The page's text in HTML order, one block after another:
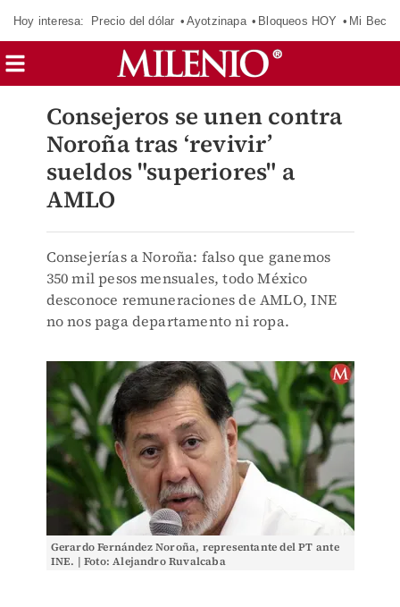
Hoy interesa: Precio del dólar Ayotzinapa Bloqueos HOY Mi Beca
Consejeros se unen contra
Noroña tras ‘revivir’
sueldos "superiores" a
AMLO
Consejerías a Noroña: falso que ganemos
350 mil pesos mensuales, todo México
desconoce remuneraciones de AMLO, INE
no nos paga departamento ni ropa.
Gerardo Fernández Noroña, representante del PT ante
INE. | Foto: Alejandro Ruvalcaba